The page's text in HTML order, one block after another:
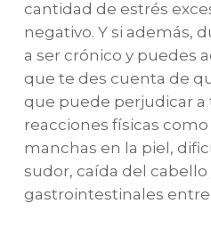
cantidad de estrés
negativo. Y si además,
a ser crónico y puedes
que te des cuenta de
que puede perjudicar a
reacciones físicas
manchas en la piel,
sudor, caída del
gastrointestinales entre